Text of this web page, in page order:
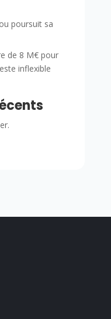
poursuit sa
de 8 M€ pour
inflexible